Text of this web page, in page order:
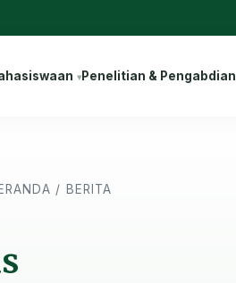
Penelitian & Pengabdian
/ BERITA